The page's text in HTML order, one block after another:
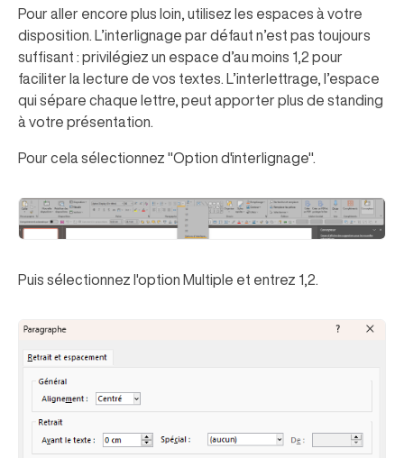
Pour aller encore plus loin, utilisez les espaces à votre
disposition. L’interlignage par défaut n’est pas toujours
suffisant : privilégiez un espace d’au moins 1,2 pour
faciliter la lecture de vos textes. L’interlettrage, l’espace
qui sépare chaque lettre, peut apporter plus de standing
à votre présentation.
Pour cela sélectionnez "Option d'interlignage".
Puis sélectionnez l'option Multiple et entrez 1,2.